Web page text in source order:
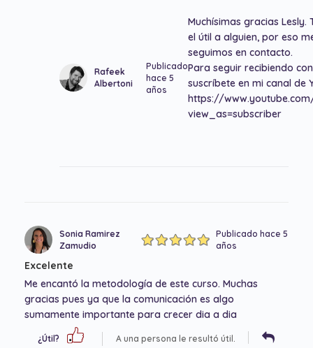
Rafeek
Albertoni
Publicado
hace 5
años
Muchísimas gracias
el útil a alguien, por eso
seguimos en contacto.
Para seguir recibiendo
suscríbete en mi canal de
https://
view_as=subscriber
Sonia Ramirez
Zamudio
Publicado hace 5
años
Excelente
Me encantó la metodología de este curso. Muchas
gracias pues ya que la comunicación es algo
sumamente importante para crecer dia a dia
¿Útil? A una persona le resultó útil.